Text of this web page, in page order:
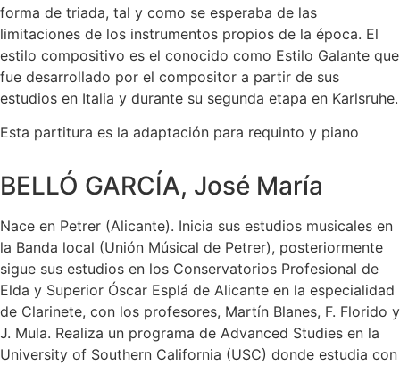
forma de triada, tal y como se esperaba de las
limitaciones de los instrumentos propios de la época. El
estilo compositivo es el conocido como Estilo Galante que
fue desarrollado por el compositor a partir de sus
estudios en Italia y durante su segunda etapa en Karlsruhe.
Esta partitura es la adaptación para requinto y piano
BELLÓ GARCÍA, José María
Nace en Petrer (Alicante). Inicia sus estudios musicales en
la Banda local (Unión Músical de Petrer), posteriormente
sigue sus estudios en los Conservatorios Profesional de
Elda y Superior Óscar Esplá de Alicante en la especialidad
de Clarinete, con los profesores, Martín Blanes, F. Florido y
J. Mula. Realiza un programa de Advanced Studies en la
University of Southern California (USC) donde estudia con